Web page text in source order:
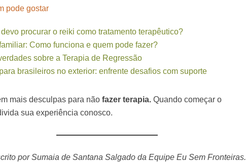
pode gostar
procurar o reiki como tratamento terapêutico?
Como funciona e quem pode fazer?
sobre a Terapia de Regressão
brasileiros no exterior: enfrente desafios com suporte
mais desculpas para não fazer terapia. Quando começar o
sua experiência conosco.
por Sumaia de Santana Salgado da Equipe Eu Sem Fronteiras.